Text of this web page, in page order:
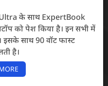
के साथ ExpertBook
को पेश किया है। इन सभी में
साथ 90 वॉट फास्ट
है।